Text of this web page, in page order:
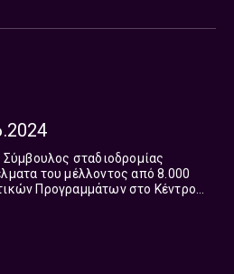
του μέλλοντος από 8.000